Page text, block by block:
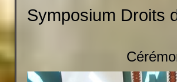
Symposium Droits